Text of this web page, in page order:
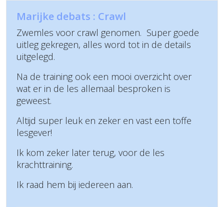
Marijke debats : Crawl
Zwemles voor crawl genomen. Super goede
uitleg gekregen, alles word tot in de details
uitgelegd.
Na de training ook een mooi overzicht over
wat er in de les allemaal besproken is
geweest.
Altijd super leuk en zeker en vast een toffe
lesgever!
Ik kom zeker later terug, voor de les
krachttraining.
Ik raad hem bij iedereen aan.